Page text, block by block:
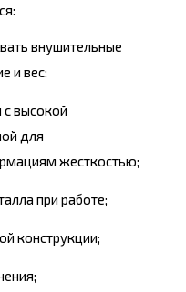
внушительные
и вес;
с высокой
для
жесткостью;
при работе;
конструкции;